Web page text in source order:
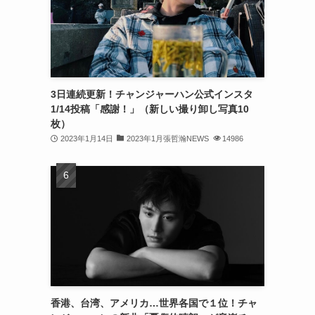
(32)
(30)
(32)
(32)
(26)
(23)
(13)
(8)
3日連続更新！チャンジャーハン公式インスタ
1/14投稿「感謝！」（新しい撮り卸し写真10
枚）
2023年1月14日 2023年1月張哲瀚NEWS 14986
香港、台湾、アメリカ…世界各国で１位！チャ